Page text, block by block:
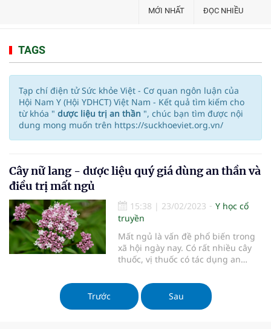
MỚI NHẤT ĐỌC NHIỀU
TAGS
Tạp chí điện tử Sức khỏe Việt - Cơ quan ngôn luận của
Hội Nam Y (Hội YDHCT) Việt Nam - Kết quả tìm kiếm cho
từ khóa " dược liệu trị an thần ", chúc bạn tìm được nội
dung mong muốn trên https://suckhoeviet.org.vn/
Cây nữ lang - dược liệu quý giá dùng an thần và
điều trị mất ngủ
15:38 | 23/02/2023
Y học cổ
truyền
Mất ngủ là vấn đề phổ biến trong
xã hội ngày nay. Có rất nhiều cây
thuốc, vị thuốc có tác dụng an
đầu được biết đến từ thế kỷ thứ 2
và trở nên phổ biến hơn vào thế kỷ
thứ 7 cây nữ lang đã được sử dụng
Trước Sau